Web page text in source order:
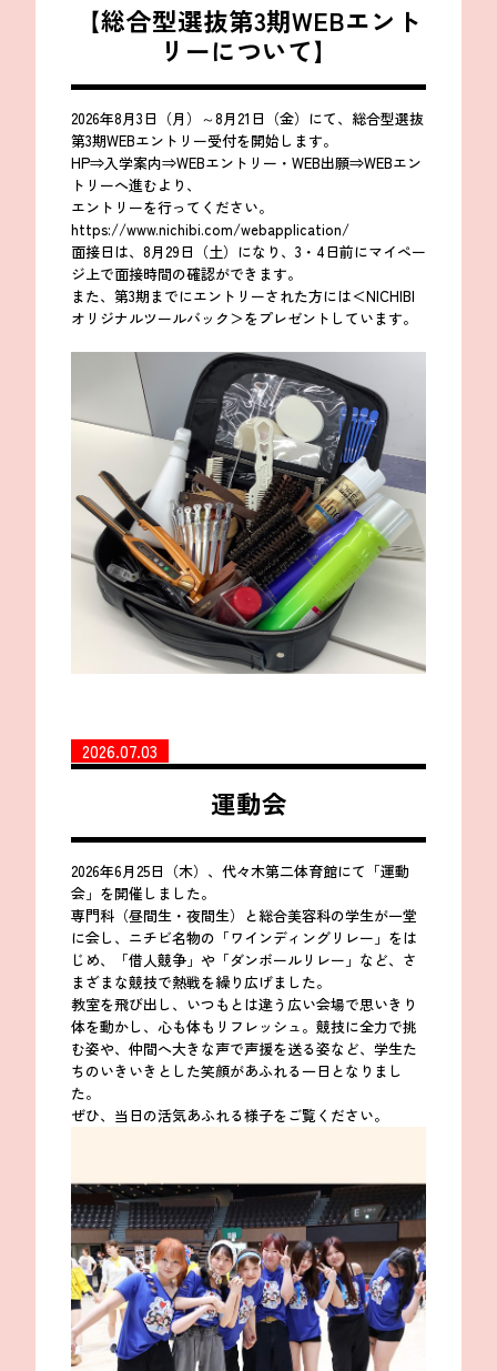
【総合型選抜第3期WEBエント
リーについて】
2026年8月3日（月）～8月21日（金）にて、総合型選抜
第3期WEBエントリー受付を開始します。
HP⇒入学案内⇒WEBエントリー・WEB出願⇒WEBエン
トリーへ進むより、
エントリーを行ってください。
https://www.nichibi.com/webapplication/
面接日は、8月29日（土）になり、3・4日前にマイペー
ジ上で面接時間の確認ができます。
また、第3期までにエントリーされた方には＜NICHIBI
オリジナルツールバック＞をプレゼントしています。
2026.07.03
運動会
2026年6月25日（木）、代々木第二体育館にて「運動
会」を開催しました。
専門科（昼間生・夜間生）と総合美容科の学生が一堂
に会し、ニチビ名物の「ワインディングリレー」をは
じめ、「借人競争」や「ダンボールリレー」など、さ
まざまな競技で熱戦を繰り広げました。
教室を飛び出し、いつもとは違う広い会場で思いきり
体を動かし、心も体もリフレッシュ。競技に全力で挑
む姿や、仲間へ大きな声で声援を送る姿など、学生た
ちのいきいきとした笑顔があふれる一日となりまし
た。
ぜひ、当日の活気あふれる様子をご覧ください。